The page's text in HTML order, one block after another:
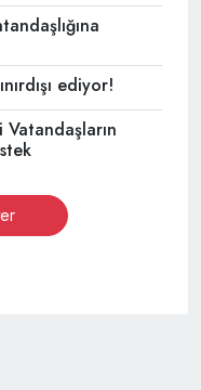
ediyor!
Vatandaşların